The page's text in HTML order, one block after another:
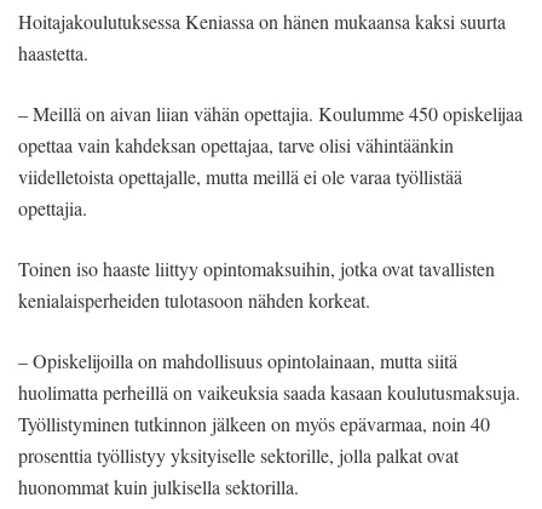
Hoitajakoulutuksessa Keniassa on hänen mukaansa kaksi suurta
haastetta.
– Meillä on aivan liian vähän opettajia. Koulumme 450 opiskelijaa
opettaa vain kahdeksan opettajaa, tarve olisi vähintäänkin
viidelletoista opettajalle, mutta meillä ei ole varaa työllistää
opettajia.
Toinen iso haaste liittyy opintomaksuihin, jotka ovat tavallisten
kenialaisperheiden tulotasoon nähden korkeat.
– Opiskelijoilla on mahdollisuus opintolainaan, mutta siitä
huolimatta perheillä on vaikeuksia saada kasaan koulutusmaksuja.
Työllistyminen tutkinnon jälkeen on myös epävarmaa, noin 40
prosenttia työllistyy yksityiselle sektorille, jolla palkat ovat
huonommat kuin julkisella sektorilla.